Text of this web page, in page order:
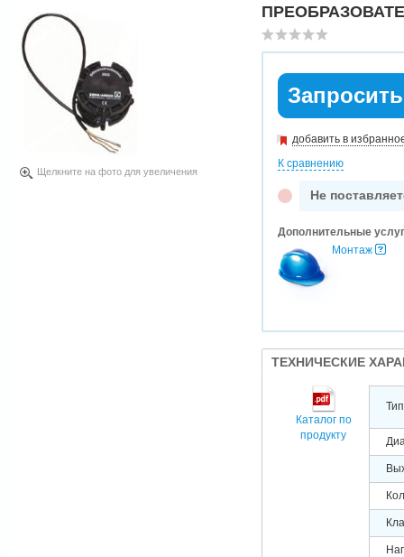
Щелкните на фото для увеличения
добавить в
К сравнению
Не
Дополнительные
Монтаж
ТЕХНИЧЕСКИЕ
Каталог по
продукту